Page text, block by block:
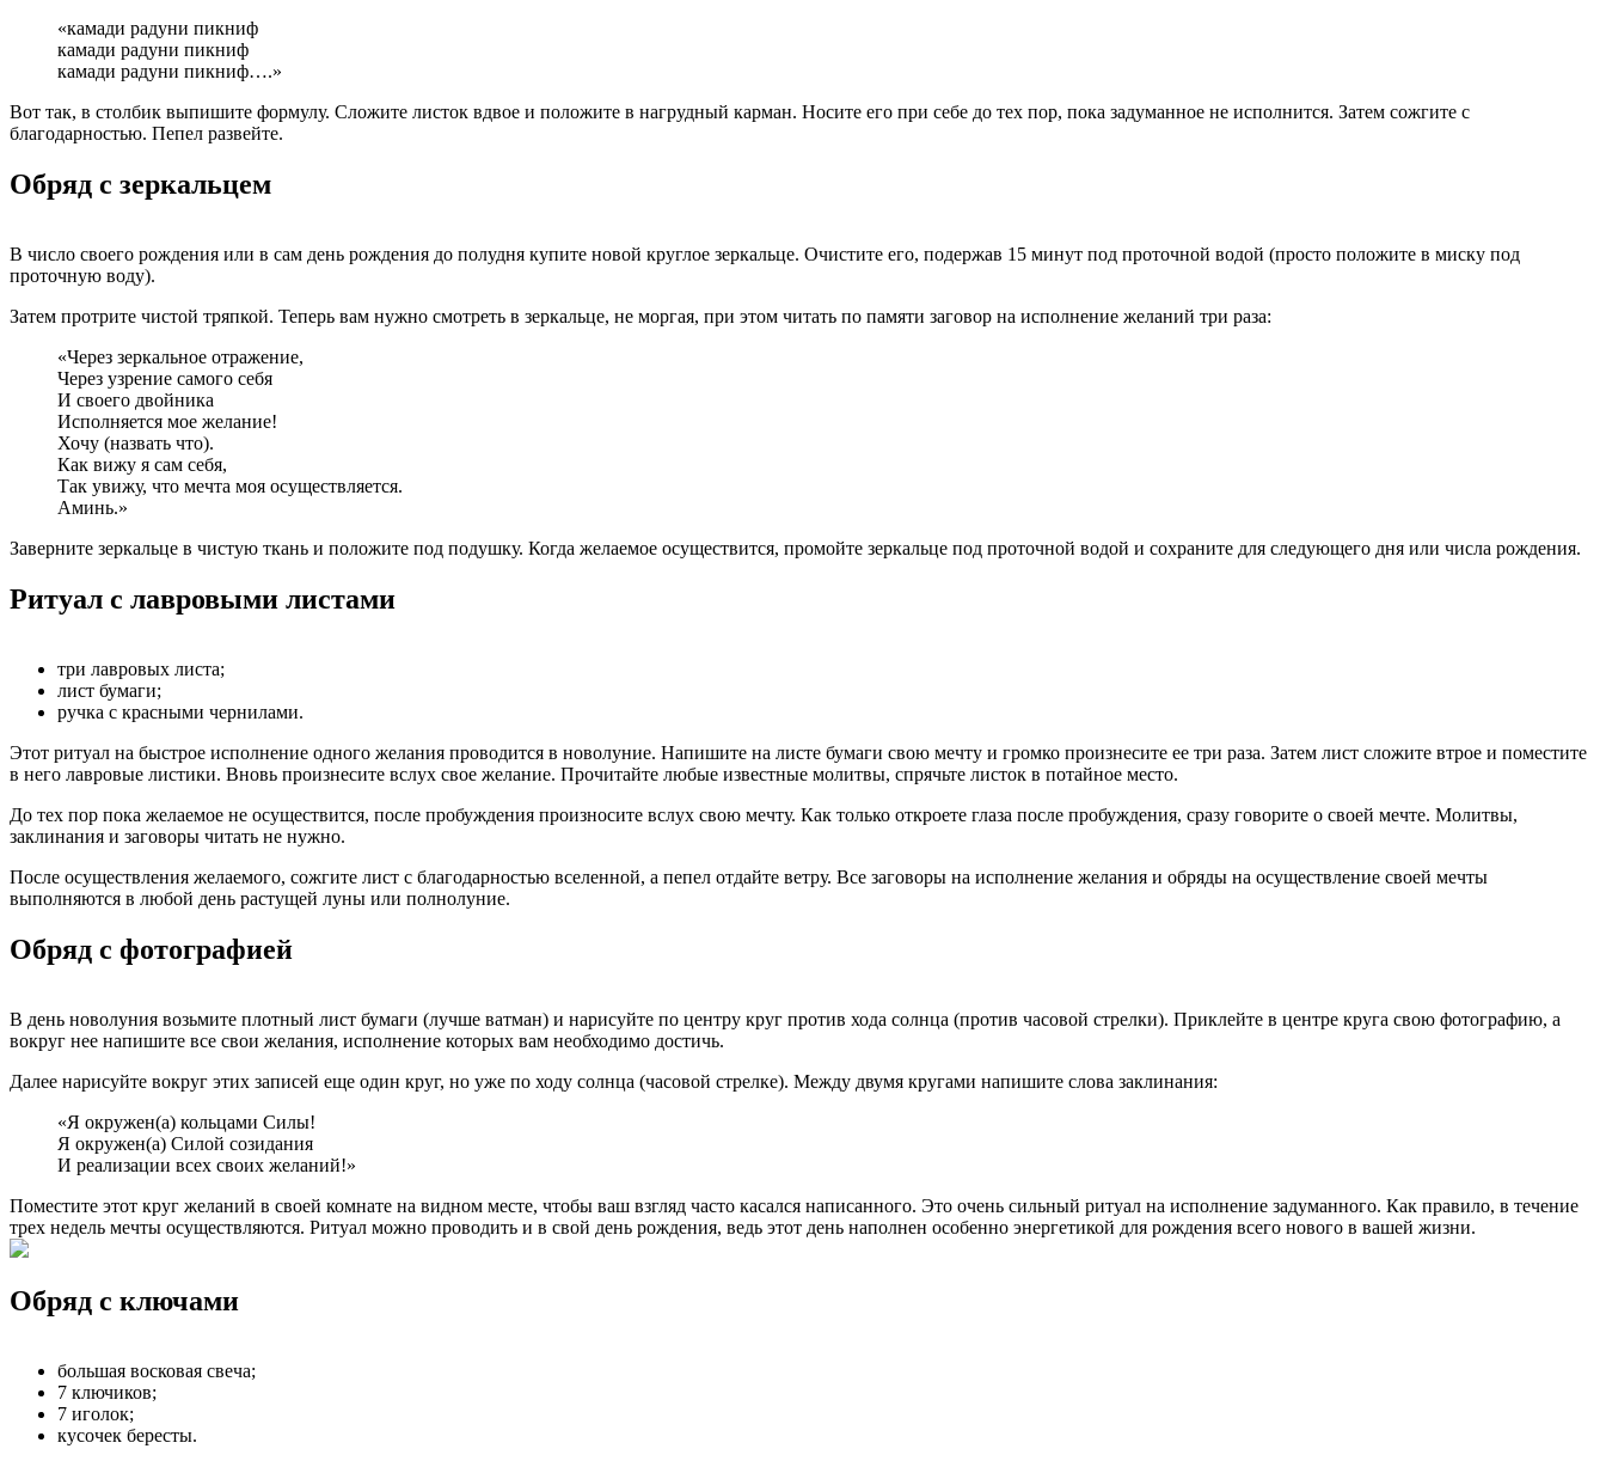
«камади радуни пикниф
камади радуни пикниф
камади радуни пикниф….»
Вот так, в столбик выпишите формулу. Сложите листок вдвое и положите в нагрудный карман. Носите его при себе до тех пор, пока задуманное не исполнится. Затем сожгите с
благодарностью. Пепел развейте.
Обряд с зеркальцем
В число своего рождения или в сам день рождения до полудня купите новой круглое зеркальце. Очистите его, подержав 15 минут под проточной водой (просто положите в миску под
проточную воду).
Затем протрите чистой тряпкой. Теперь вам нужно смотреть в зеркальце, не моргая, при этом читать по памяти заговор на исполнение желаний три раза:
«Через зеркальное отражение,
Через узрение самого себя
И своего двойника
Исполняется мое желание!
Хочу (назвать что).
Как вижу я сам себя,
Так увижу, что мечта моя осуществляется.
Аминь.»
Заверните зеркальце в чистую ткань и положите под подушку. Когда желаемое осуществится, промойте зеркальце под проточной водой и сохраните для следующего дня или числа рождения.
Ритуал с лавровыми листами
три лавровых листа;
лист бумаги;
ручка с красными чернилами.
Этот ритуал на быстрое исполнение одного желания проводится в новолуние. Напишите на листе бумаги свою мечту и громко произнесите ее три раза. Затем лист сложите втрое и поместите
в него лавровые листики. Вновь произнесите вслух свое желание. Прочитайте любые известные молитвы, спрячьте листок в потайное место.
До тех пор пока желаемое не осуществится, после пробуждения произносите вслух свою мечту. Как только откроете глаза после пробуждения, сразу говорите о своей мечте. Молитвы,
заклинания и заговоры читать не нужно.
После осуществления желаемого, сожгите лист с благодарностью вселенной, а пепел отдайте ветру. Все заговоры на исполнение желания и обряды на осуществление своей мечты
выполняются в любой день растущей луны или полнолуние.
Обряд с фотографией
В день новолуния возьмите плотный лист бумаги (лучше ватман) и нарисуйте по центру круг против хода солнца (против часовой стрелки). Приклейте в центре круга свою фотографию, а
вокруг нее напишите все свои желания, исполнение которых вам необходимо достичь.
Далее нарисуйте вокруг этих записей еще один круг, но уже по ходу солнца (часовой стрелке). Между двумя кругами напишите слова заклинания:
«Я окружен(а) кольцами Силы!
Я окружен(а) Силой созидания
И реализации всех своих желаний!»
Поместите этот круг желаний в своей комнате на видном месте, чтобы ваш взгляд часто касался написанного. Это очень сильный ритуал на исполнение задуманного. Как правило, в течение
трех недель мечты осуществляются. Ритуал можно проводить и в свой день рождения, ведь этот день наполнен особенно энергетикой для рождения всего нового в вашей жизни.
Обряд с ключами
большая восковая свеча;
7 ключиков;
7 иголок;
кусочек бересты.